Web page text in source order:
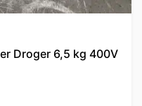
Droger 6,5 kg 400V